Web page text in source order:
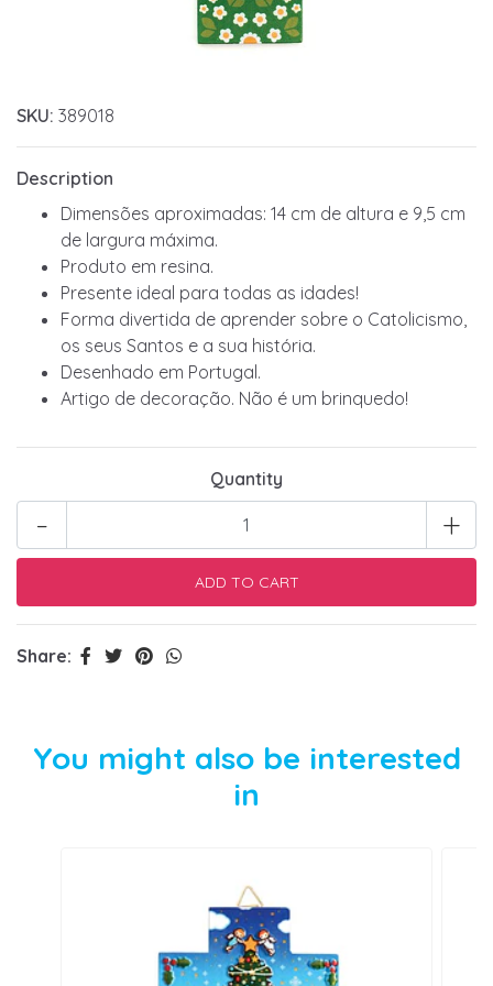
SKU: 389018
Description
Dimensões aproximadas: 14 cm de altura e 9,5 cm
de largura máxima.
Produto em resina.
Presente ideal para todas as idades!
Forma divertida de aprender sobre o Catolicismo,
os seus Santos e a sua história.
Desenhado em Portugal.
Artigo de decoração. Não é um brinquedo!
Quantity
+
-
Share:
You might also be interested
in